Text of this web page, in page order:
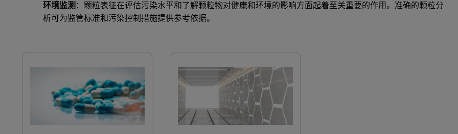
环境监测 ：颗粒表征在评估污染水平和了解颗粒物对健康和环境的影响方面起着至关重要的作用。准确的颗粒分
析可为监管标准和污染控制措施提供参考依据。